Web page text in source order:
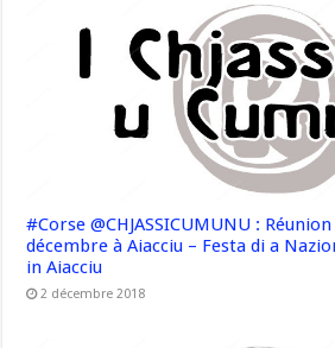
#Corse @CHJASSICUMUNU :
décembre à Aiacciu – Festa di a
in Aiacciu
2 décembre 2018